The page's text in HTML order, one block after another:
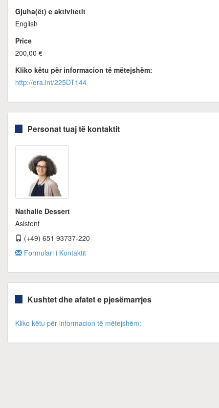
Gjuha(ët) e aktivitetit
English
Price
200,00 €
Kliko këtu për informacion të mëtejshëm:
http://era.int/225DT144
Personat tuaj të kontaktit
Nathalie Dessert
Asistent
(+49) 651 93737-220
Formulari i Kontaktit
Kushtet dhe afatet e pjesëmarrjes
Kliko këtu për informacion të mëtejshëm: